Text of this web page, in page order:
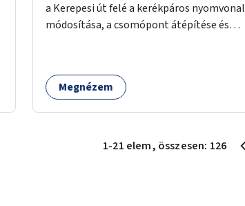
a Kerepesi út felé a kerékpáros nyomvonal
módosítása, a csomópont átépítése és
Megnézem
1-21 elem, összesen: 126